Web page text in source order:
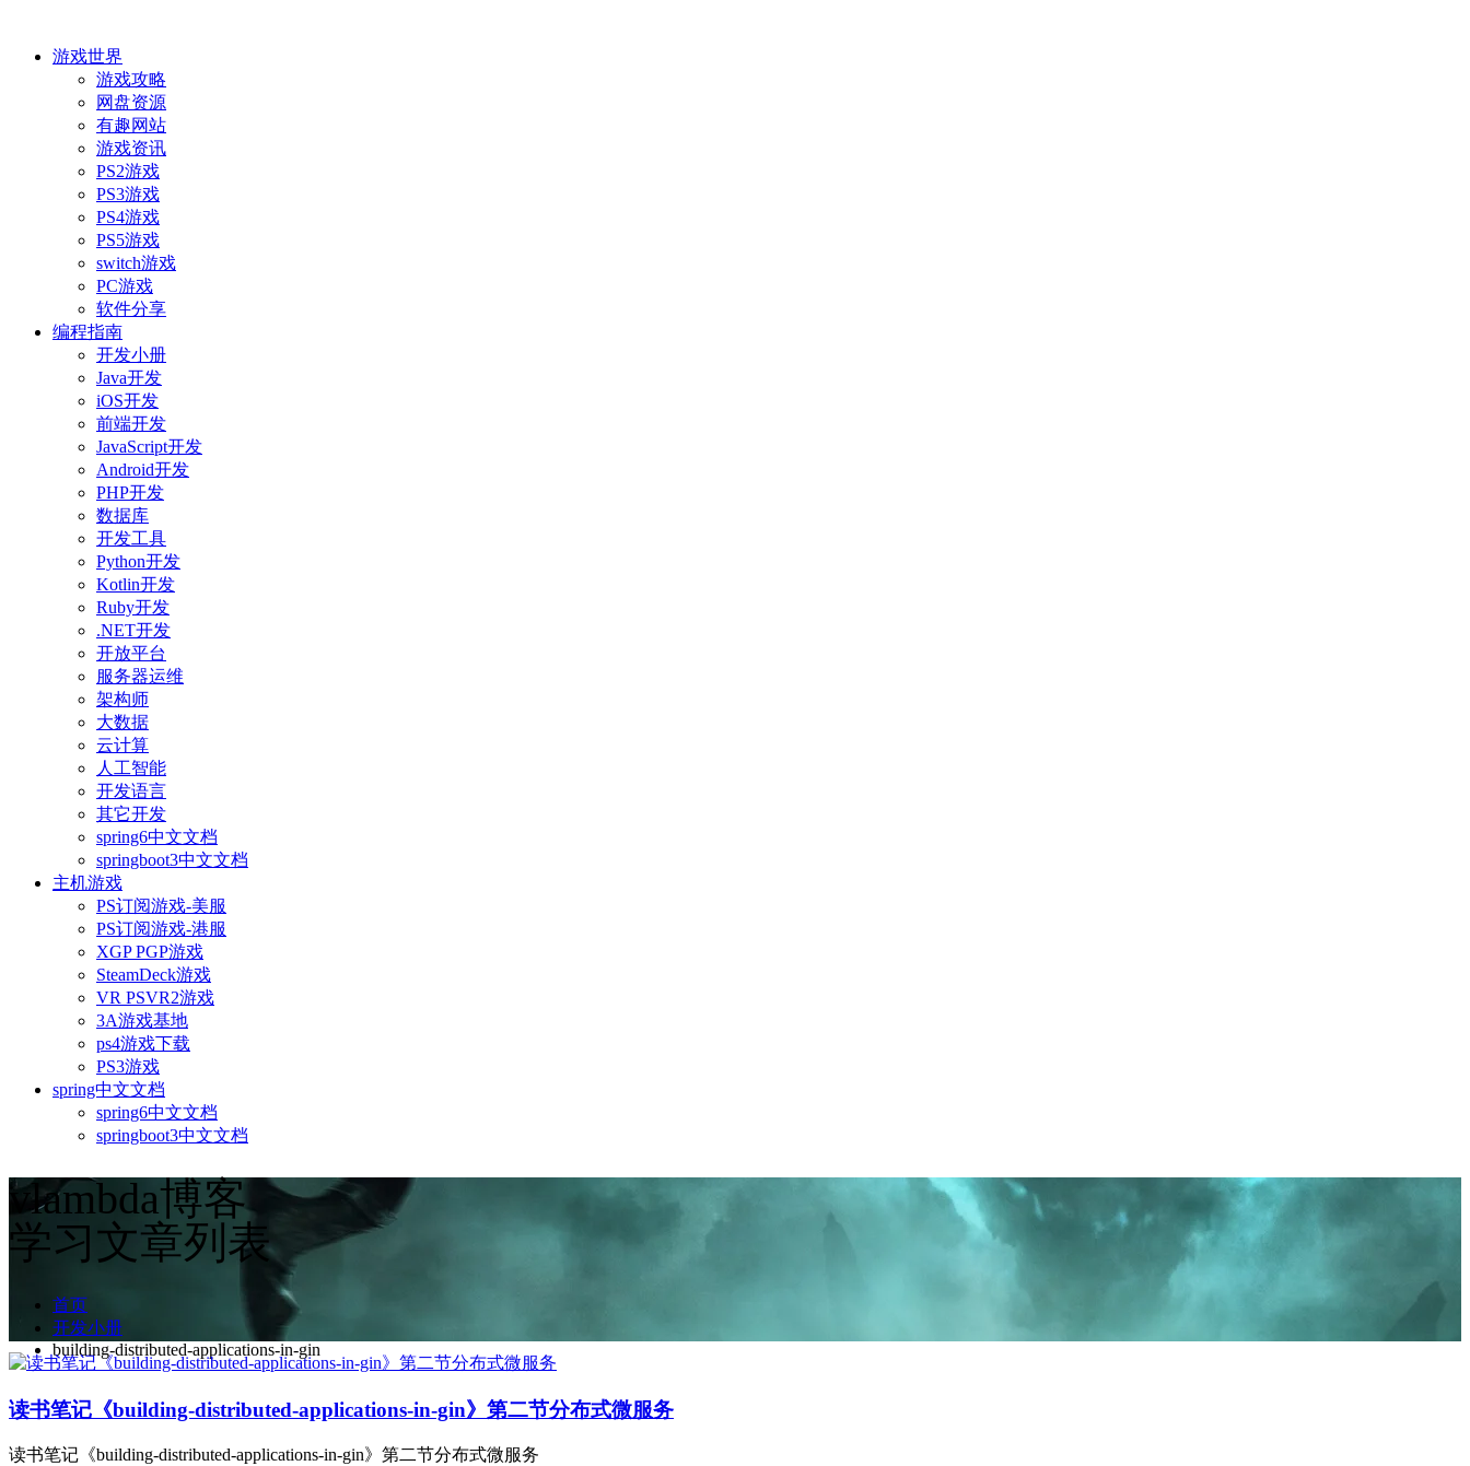
游戏世界
游戏攻略
网盘资源
有趣网站
游戏资讯
PS2游戏
PS3游戏
PS4游戏
PS5游戏
switch游戏
PC游戏
软件分享
编程指南
开发小册
Java开发
iOS开发
前端开发
JavaScript开发
Android开发
PHP开发
数据库
开发工具
Python开发
Kotlin开发
Ruby开发
.NET开发
开放平台
服务器运维
架构师
大数据
云计算
人工智能
开发语言
其它开发
spring6中文文档
springboot3中文文档
主机游戏
PS订阅游戏-美服
PS订阅游戏-港服
XGP PGP游戏
SteamDeck游戏
VR PSVR2游戏
3A游戏基地
ps4游戏下载
PS3游戏
spring中文文档
spring6中文文档
springboot3中文文档
vlambda博客
学习文章列表
首页
开发小册
building-distributed-applications-in-gin
读书笔记《building-distributed-applications-in-gin》第二节分布式微服务
读书笔记《building-distributed-applications-in-gin》第二节分布式微服务